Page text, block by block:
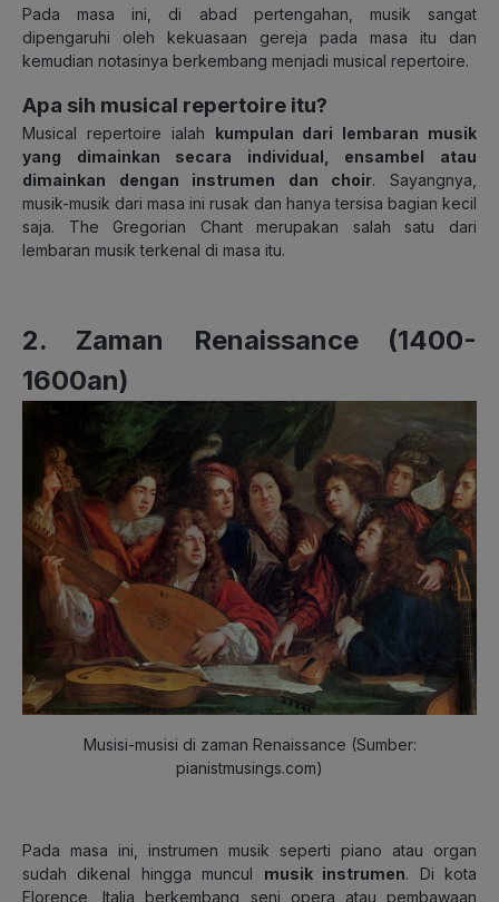
Pada masa ini, di abad pertengahan, musik sangat
dipengaruhi oleh kekuasaan gereja pada masa itu dan
kemudian notasinya berkembang menjadi musical repertoire.
Apa sih musical repertoire itu?
Musical repertoire ialah kumpulan dari lembaran musik
yang dimainkan secara individual, ensambel atau
dimainkan dengan instrumen dan choir. Sayangnya,
musik-musik dari masa ini rusak dan hanya tersisa bagian kecil
saja. The Gregorian Chant merupakan salah satu dari
lembaran musik terkenal di masa itu.
2. Zaman Renaissance (1400-
1600an)
Musisi-musisi di zaman Renaissance (Sumber:
pianistmusings.com)
Pada masa ini, instrumen musik seperti piano atau organ
sudah dikenal hingga muncul musik instrumen. Di kota
Florence, Italia berkembang seni opera atau pembawaan